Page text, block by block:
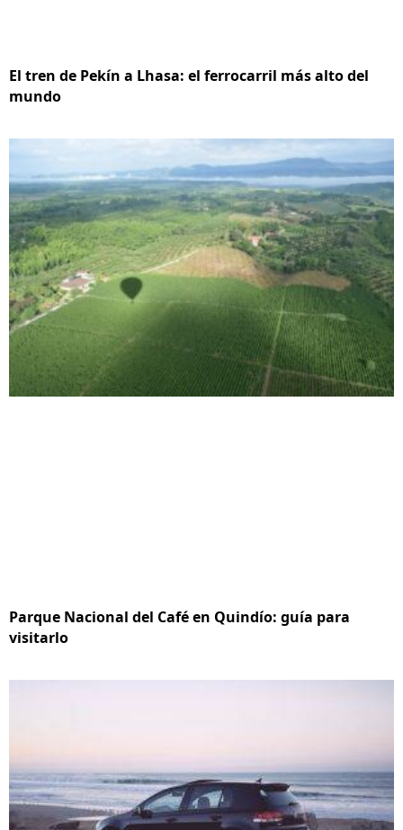
El tren de Pekín a Lhasa: el ferrocarril más alto del
mundo
Parque Nacional del Café en Quindío: guía para
visitarlo